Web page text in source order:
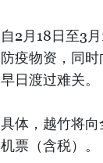
自2月18日至3
防疫物资，同
早日渡过难关。
具体，越竹将
机票（含税）。